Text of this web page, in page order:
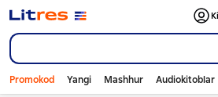
Promokod Yangi Mashhur Audiokitoblar